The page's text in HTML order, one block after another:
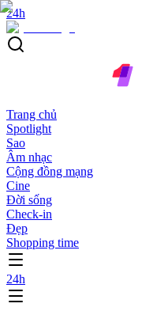
24h
Trang chủ
Spotlight
Sao
Âm nhạc
Cộng đồng mạng
Cine
Đời sống
Check-in
Đẹp
Shopping time
24h